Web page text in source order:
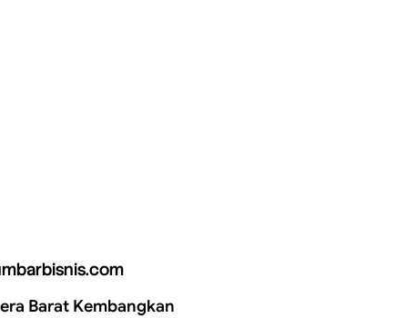
Barat Kembangkan